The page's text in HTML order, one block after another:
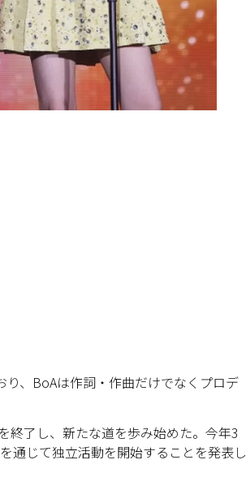
、BoAは作詞・作曲だけでなくプロデ
終了し、新たな道を歩み始めた。今年3
通じて独立活動を開始することを発表し